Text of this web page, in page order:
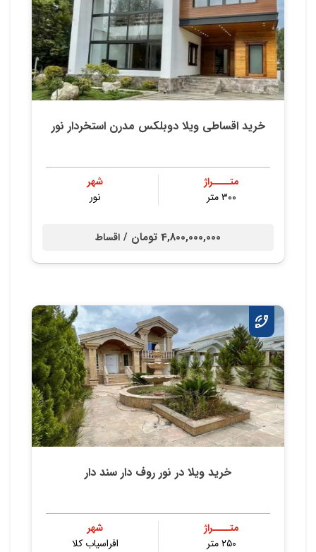
خرید اقساطی ویلا دوبلکس مدرن استخردار نور
متــــراژ
۳۰۰ متر
شهر
نور
4,800,000,000 تومان / اقساط
خرید ویلا در نور روف دار سند دار
متــــراژ
۲۵۰ متر
شهر
افراسیاب کلا